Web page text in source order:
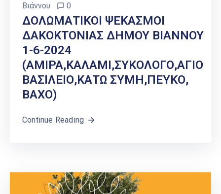
Βιάννου
0
ΔΟΛΩΜΑΤΙΚΟΙ ΨΕΚΑΣΜΟΙ
ΔΑΚΟΚΤΟΝΙΑΣ ΔΗΜΟΥ ΒΙΑΝΝΟΥ
1-6-2024
(ΑΜΙΡΑ,ΚΑΛΑΜΙ,ΣΥΚΟΛΟΓΟ,ΑΓΙΟ
ΒΑΣΙΛΕΙΟ,ΚΑΤΩ ΣΥΜΗ,ΠΕΥΚΟ,
ΒΑΧΟ)
Continue Reading